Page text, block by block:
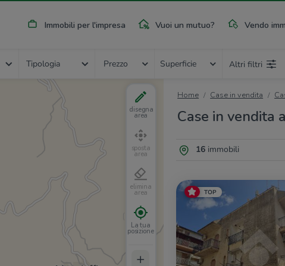
Immobili per l'impresa Vuoi un mutuo? Vendo
Tipologia Prezzo Superficie Altri filtri
Home Case in vendita
Case in vendita
16immobili
TOP
disegna
area
sposta
area
elimina
area
La tua
posizione
+